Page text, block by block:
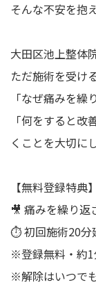
そんな不安を抱
大田区池上整体
ただ施術を受け
「なぜ痛みを繰
「何をすると
くことを大切に
【無料登録特典】
🎥 痛みを繰り返
⏱ 初回施術20分
※登録無料・約
※解除はいつで